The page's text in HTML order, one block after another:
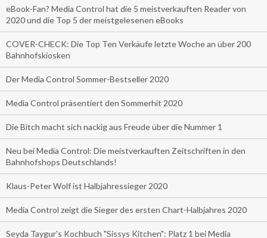
eBook-Fan? Media Control hat die 5 meistverkauften Reader von
2020 und die Top 5 der meistgelesenen eBooks
COVER-CHECK: Die Top Ten Verkäufe letzte Woche an über 200
Bahnhofskiosken
Der Media Control Sommer-Bestseller 2020
Media Control präsentiert den Sommerhit 2020
Die Bitch macht sich nackig aus Freude über die Nummer 1
Neu bei Media Control: Die meistverkauften Zeitschriften in den
Bahnhofshops Deutschlands!
Klaus-Peter Wolf ist Halbjahressieger 2020
Media Control zeigt die Sieger des ersten Chart-Halbjahres 2020
Seyda Taygur's Kochbuch "Sissys Kitchen": Platz 1 bei Media